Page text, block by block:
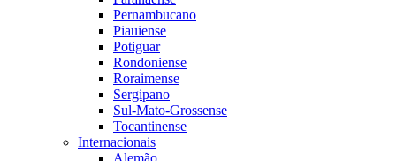
Pernambucano
Piauiense
Potiguar
Rondoniense
Roraimense
Sergipano
Sul-Mato-Grossense
Tocantinense
Internacionais
Alemão